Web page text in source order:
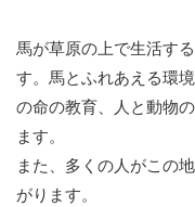
馬が草原の上で生活す
す。馬とふれあえる環
の命の教育、人と動物
ます。
また、多くの人がこの
がります。